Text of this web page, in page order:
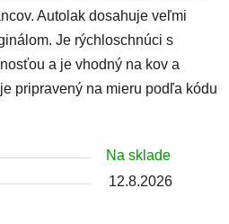
Autolak dosahuje veľmi
Je rýchloschnúci s
a je vhodný na kov a
pripravený na mieru podľa kódu
Na sklade
12.8.2026